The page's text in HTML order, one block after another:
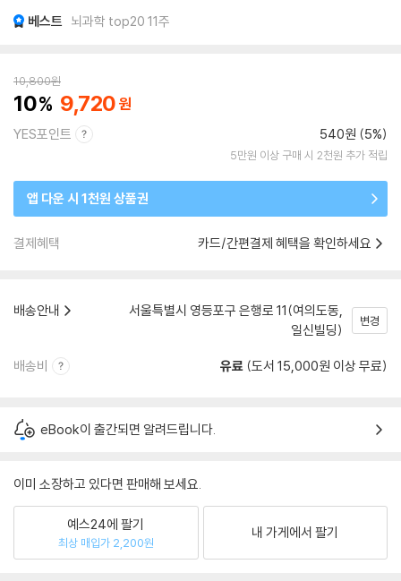
베스트 뇌과학 top20 11주
10,800원
10 9,720
YES포인트 540원 (5%)
5만원 이상 구매 시 2천원 추가 적립
앱 다운 시 1천원 상품권
결제혜택 카드/간편결제 혜택을 확인하세요
배송안내
서울특별시 영등포구 은행로 11(여의도동,
일신빌딩)
변경
배송비 유료 (도서 15,000원 이상 무료)
eBook이 출간되면 알려드립니다.
이미 소장하고 있다면 판매해 보세요.
예스24에 팔기
최상 매입가 2,200원
내 가게에서 팔기